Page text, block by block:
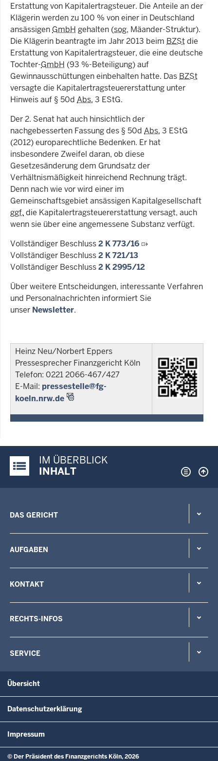
Erstattung von Kapitalertragsteuer. Die Anteile an der
Klägerin werden zu 100 % von einer in Deutschland
ansässigen GmbH gehalten (sog. Mäander-Struktur).
Die Klägerin beantragte im Jahr 2013 beim BZStdie
Erstattung von Kapitalertragsteuer, die eine deutsche
Tochter-GmbH (93 %-Beteiligung) auf
Gewinnausschüttungen einbehalten hatte. Das BZSt
versagte die Kapitalertragsteuererstattung unter
Hinweis auf § 50d Abs. 3 EStG.
Der 2. Senat hat auch hinsichtlich der
nachgebesserten Fassung des § 50d Abs. 3 EStG
(2012) europarechtliche Bedenken. Er hat
insbesondere Zweifel daran, ob diese
Gesetzesänderung dem Grundsatz der
Verhältnismäßigkeit hinreichend Rechnung trägt.
Denn nach wie vor wird einer im
Gemeinschaftsgebiet ansässigen Kapitalgesellschaft
ggf. die Kapitalertragsteuererstattung versagt, auch
wenn sie über eine angemessene Substanz verfügt.
Vollständiger Beschluss2 K 773/16
Vollständiger Beschluss2 K 721/13
Vollständiger Beschluss2 K 2995/12
Über weitere Entscheidungen, interessante Verfahren
und Personalnachrichten informiert Sie
unser Newsletter.
Heinz Neu/Norbert Eppers
Pressesprecher Finanzgericht Köln
Telefon: 0221 2066-467/427
E-Mail: pressestelle@fg-
koeln.nrw.de
Justiz-Portal im Überblick:
IM ÜBERBLICK
INHALT
DAS GERICHT
AUFGABEN
KONTAKT
RECHTS-INFOS
SERVICE
Übersicht
Datenschutzerklärung
Impressum
© Der Präsident des Finanzgerichts Köln, 2026